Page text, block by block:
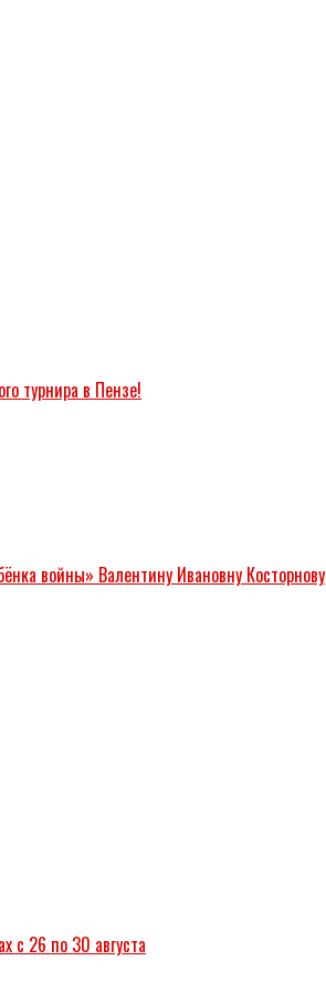
турнира в Пензе!
войны» Валентину Ивановну Косторнову
с 26 по 30 августа